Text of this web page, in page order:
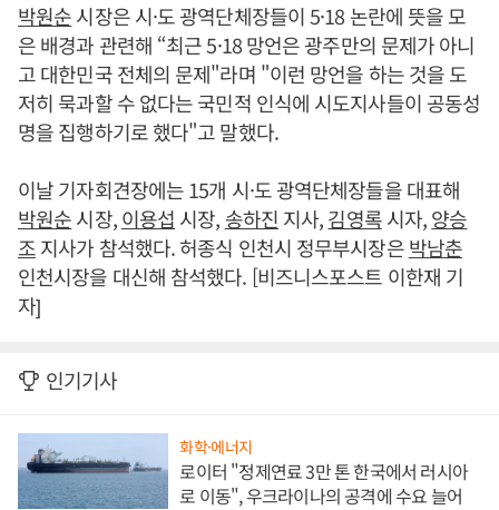
박원순시장은 시·도 광역단체장들이 5·18 논란에 뜻을 모
은 배경과 관련해 “최근 5·18 망언은 광주만의 문제가 아니
고 대한민국 전체의 문제"라며 "이런 망언을 하는 것을 도
저히 묵과할 수 없다는 국민적 인식에 시도지사들이 공동성
명을 집행하기로 했다"고 말했다.
이날 기자회견장에는 15개 시·도 광역단체장들을 대표해
박원순시장,이용섭 시장, 송하진 지사,김영록시자,양승
조지사가 참석했다. 허종식 인천시 정무부시장은박남춘
인천시장을 대신해 참석했다. [비즈니스포스트 이한재 기
자]
인기기사
화학·에너지
로이터 "정제연료 3만 톤 한국에서 러시아
로 이동", 우크라이나의 공격에 수요 늘어